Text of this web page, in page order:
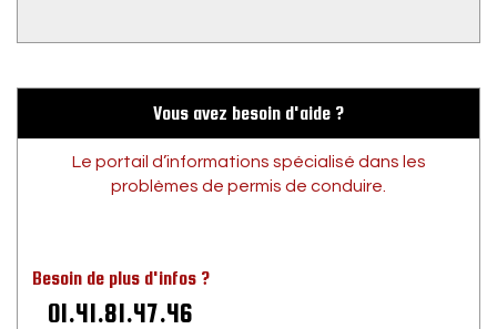
Vous avez besoin d'aide ?
Le portail d’informations spécialisé dans les
problèmes de permis de conduire.
Besoin de plus d'infos ?
01.41.81.47.46